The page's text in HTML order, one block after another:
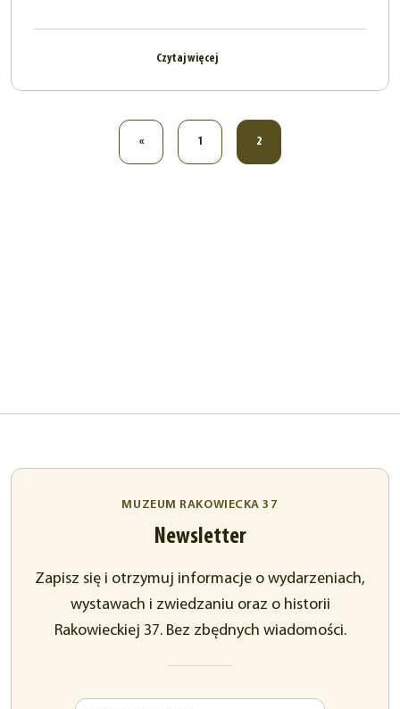
Czytaj więcej
« 1 2
MUZEUM RAKOWIECKA 37
Newsletter
Zapisz się i otrzymuj informacje o wydarzeniach,
wystawach i zwiedzaniu oraz o historii
Rakowieckiej 37. Bez zbędnych wiadomości.